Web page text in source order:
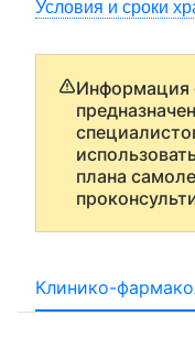
Условия и сроки
Информация
плана
Клинико-